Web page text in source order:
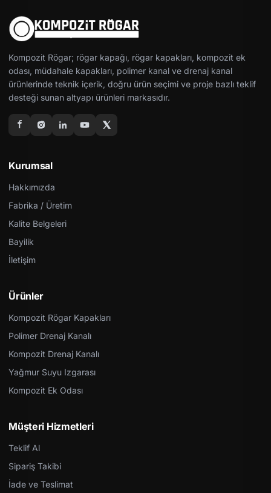
Kompozit Rögar; rögar kapağı, rögar kapakları, kompozit ek
odası, müdahale kapakları, polimer kanal ve drenaj kanal
ürünlerinde teknik içerik, doğru ürün seçimi ve proje bazlı teklif
desteği sunan altyapı ürünleri markasıdır.
Kurumsal
Hakkımızda
Fabrika / Üretim
Kalite Belgeleri
Bayilik
İletişim
Ürünler
Kompozit Rögar Kapakları
Polimer Drenaj Kanalı
Kompozit Drenaj Kanalı
Yağmur Suyu Izgarası
Kompozit Ek Odası
Müşteri Hizmetleri
Teklif Al
Sipariş Takibi
İade ve Teslimat